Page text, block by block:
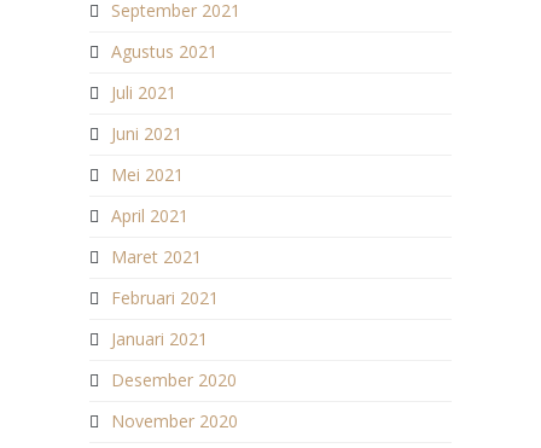
September 2021
Agustus 2021
Juli 2021
Juni 2021
Mei 2021
April 2021
Maret 2021
Februari 2021
Januari 2021
Desember 2020
November 2020